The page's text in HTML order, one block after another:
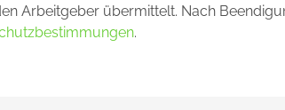
Arbeitgeber übermittelt. Nach
.